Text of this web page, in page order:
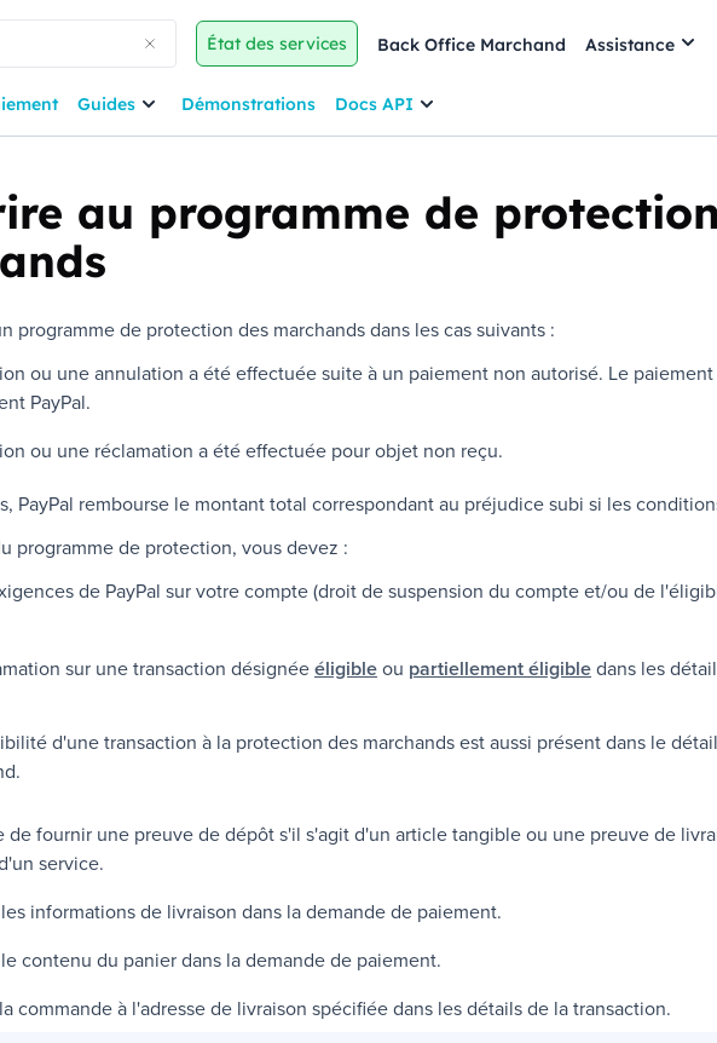
État des services Back Office Marchand Assistance
Guides Démonstrations Docs API
au programme de
programme de protection des marchands dans les cas suivants :
ou une annulation a été effectuée suite à un paiement non autorisé. Le
PayPal.
ou une réclamation a été effectuée pour objet non reçu.
PayPal rembourse le montant total correspondant au préjudice subi si les
programme de protection, vous devez :
de PayPal sur votre compte (droit de suspension du compte et/ou de
sur une transaction désignéeéligibleou partiellement éligibledans les
d'une transaction à la protection des marchands est aussi présent dans le
.
de fournir une preuve de dépôt s'il s'agit d'un article tangible ou une preuve de
service.
informations de livraison dans la demande de paiement.
contenu du panier dans la demande de paiement.
commande à l'adresse de livraison spécifiée dans les détails de la transaction.